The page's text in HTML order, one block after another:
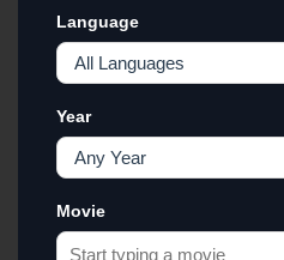
Language
Year
Movie